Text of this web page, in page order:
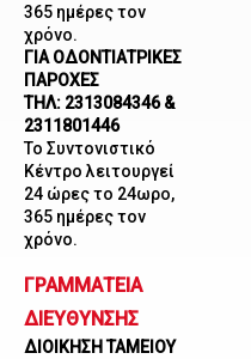
365 ημέρες τον
χρόνο.
ΓΙΑ ΟΔΟΝΤΙΑΤΡΙΚΕΣ
ΠΑΡΟΧΕΣ
ΤΗΛ: 2313084346 &
2311801446
Το Συντονιστικό
Κέντρο λειτουργεί
24 ώρες το 24ωρο,
365 ημέρες τον
χρόνο.
ΓΡΑΜΜΑΤΕΙΑ
ΔΙΕΥΘΥΝΣΗΣ
ΔΙΟΙΚΗΣΗ ΤΑΜΕΙΟΥ